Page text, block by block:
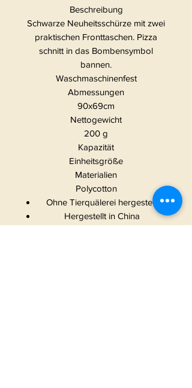
Beschreibung
Schwarze Neuheitsschürze mit zwei
praktischen Fronttaschen. Pizza
schnitt in das Bombensymbol
bannen.
Waschmaschinenfest
Abmessungen
90x69cm
Nettogewicht
200 g
Kapazität
Einheitsgröße
Materialien
Polycotton
Ohne Tierquälerei hergestellt
Hergestellt in China